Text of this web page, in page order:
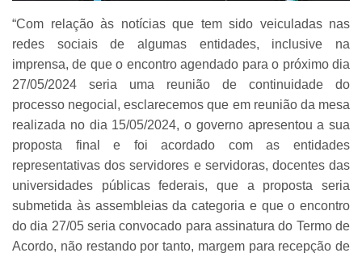
“Com relação às notícias que tem sido veiculadas nas
redes sociais de algumas entidades, inclusive na
imprensa, de que o encontro agendado para o próximo dia
27/05/2024 seria uma reunião de continuidade do
processo negocial, esclarecemos que em reunião da mesa
realizada no dia 15/05/2024, o governo apresentou a sua
proposta final e foi acordado com as entidades
representativas dos servidores e servidoras, docentes das
universidades públicas federais, que a proposta seria
submetida às assembleias da categoria e que o encontro
do dia 27/05 seria convocado para assinatura do Termo de
Acordo, não restando por tanto, margem para recepção de